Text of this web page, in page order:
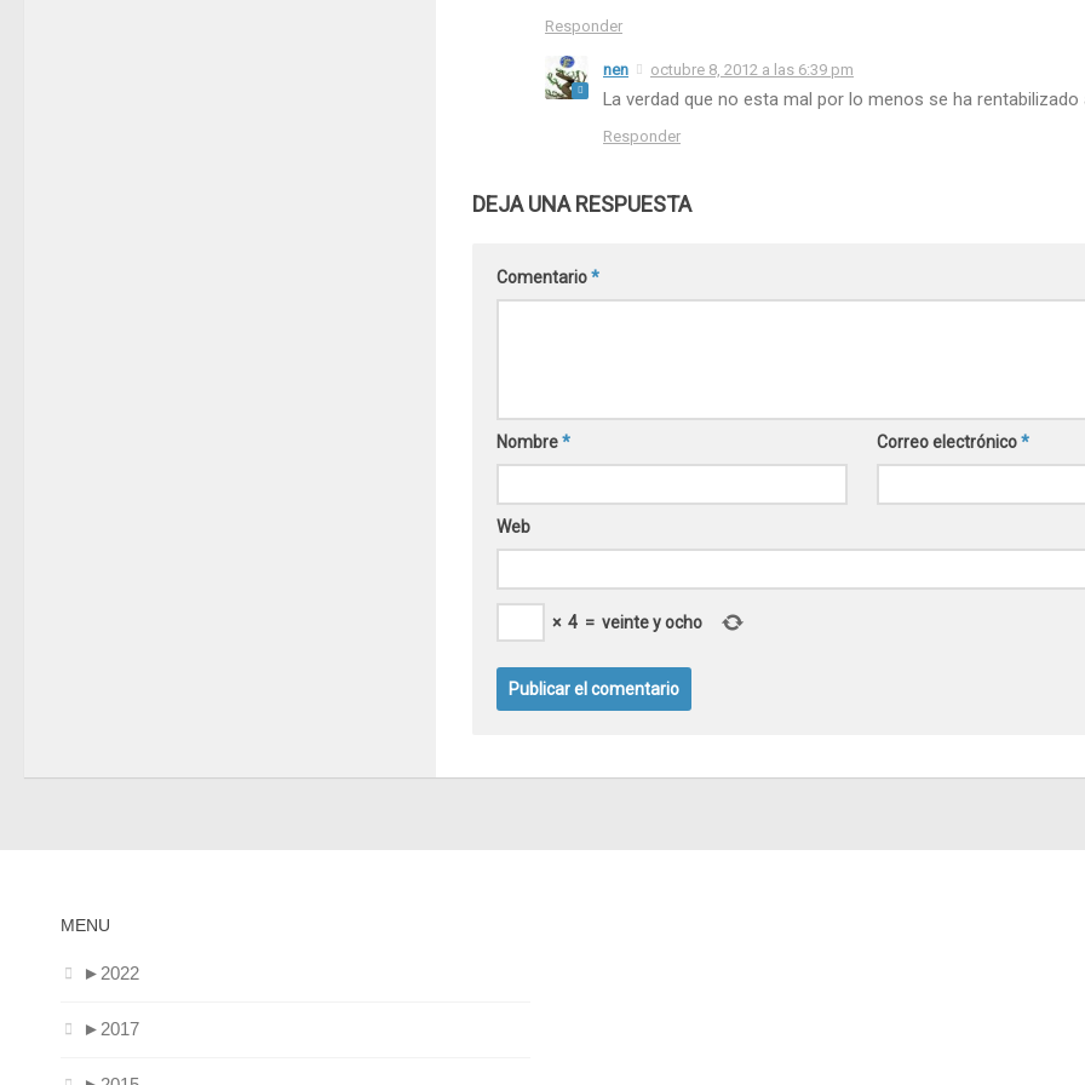
Responder
nen octubre 8, 2012 a las 6:39 pm
La verdad que no esta mal por lo menos se ha rentabilizado
Responder
DEJA UNA RESPUESTA
Comentario*
Nombre* Correo electrónico*
Web
× 4 = veinte y ocho
MENU
►2022
►2017